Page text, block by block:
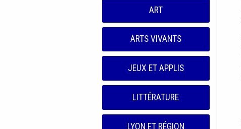
ART
ARTS VIVANTS
JEUX ET APPLIS
LITTÉRATURE
LYON ET RÉGION